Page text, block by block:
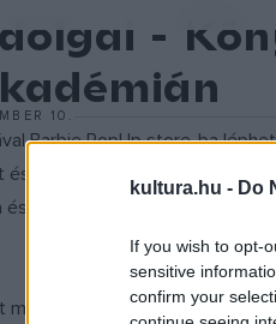
kultura.hu - Do
If you wish to opt-
sensitive
confirm your
-
10.
Barbie PopUp store-ba
enteriőrstylist hallgatók
Molnár Márk.
meg magyarulLinor Goralik